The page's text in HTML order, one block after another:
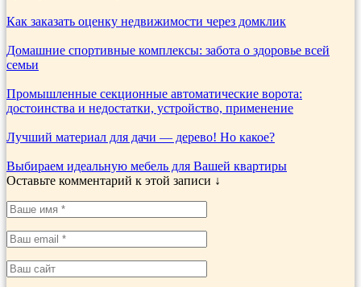
Как заказать оценку недвижимости через домклик
Домашние спортивные комплексы: забота о здоровье всей
семьи
Промышленные секционные автоматические ворота:
достоинства и недостатки, устройство, применение
Лучший материал для дачи — дерево! Но какое?
Выбираем идеальную мебель для Вашей квартиры
Оставьте комментарий к этой записи ↓